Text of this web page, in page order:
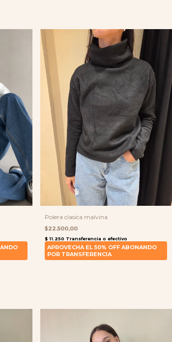
Polera clasica malvina
$22.500,00